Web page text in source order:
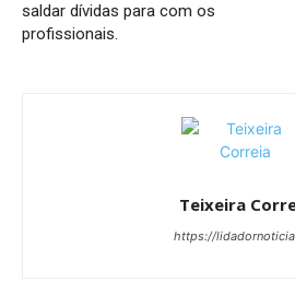
saldar dívidas para com os
profissionais.
Teixeira
https://